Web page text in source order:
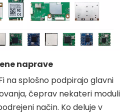
naprave
na splošno podpirajo glavni
čeprav nekateri moduli
način. Ko deluje v